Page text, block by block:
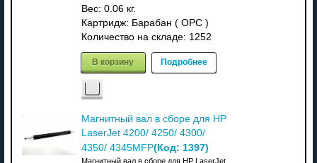
Вес: 0.06 кг.
Картридж: Барабан ( OPC )
Количество на складе: 1252
В корзину Подробнее
Магнитный вал в сборе для HP
LaserJet 4200/ 4250/ 4300/
4350/ 4345MFP(Код: 1397)
Магнитный вал в сборе для HP LaserJet